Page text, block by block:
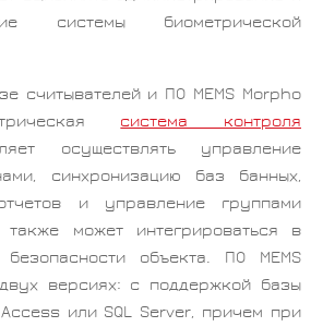
системы биометрической
считывателей и ПО MEMS Morpho
система контроля
осуществлять управление
синхронизацию баз банных,
и управление группами
также может интегрироваться в
объекта. ПО MEMS
версиях: с поддержкой базы
или SQL Server, причем при